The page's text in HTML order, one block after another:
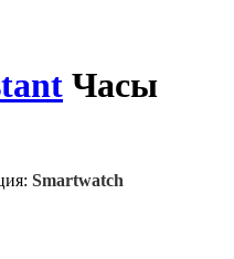
Часы
Smartwatch